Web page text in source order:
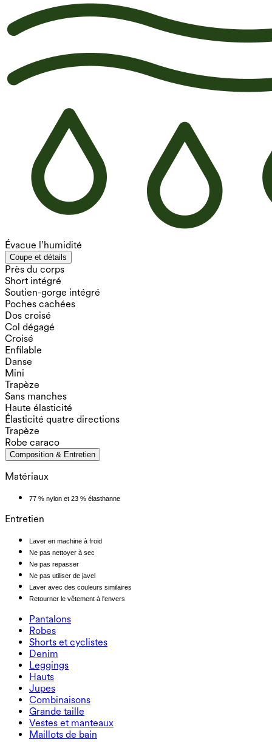
Évacue l’humidité
Coupe et détails
Près du corps
Short intégré
Soutien-gorge intégré
Poches cachées
Dos croisé
Col dégagé
Croisé
Enfilable
Danse
Mini
Trapèze
Sans manches
Haute élasticité
Élasticité quatre directions
Trapèze
Robe caraco
Composition & Entretien
Matériaux
77 % nylon et 23 % élasthanne
Entretien
Laver en machine à froid
Ne pas nettoyer à sec
Ne pas repasser
Ne pas utiliser de javel
Laver avec des couleurs similaires
Retourner le vêtement à l'envers
Pantalons
Pantalons
Joggeurs
Pantalons de travail
Pantalons fluides
Robes
Robes
Robes de sport
Robes maxi et midi
Robes courtes
Shorts et cyclistes
Shorts et cyclistes
Cycliste
Shorts en denim
Shorts 2.5"
Denim
Denim
Leggings en denim
Jeans à jambe large
Shorts en denim
Jupes en denim
Leggings
Leggings
Leggings en denim
Leggings push-up
Leggings de yoga
Hauts
Hauts
Soutiens-gorge de sport
T-shirts
Jupes
Jupes
Jupes actives
Jupes courtes
Jupes maxi et midi
Combinaisons
Combinaisons
Salopettes
Combishorts
Grande taille
Grande taille
Bas grande taille
Vestes et manteaux
Vestes et manteaux
Maillots de bain